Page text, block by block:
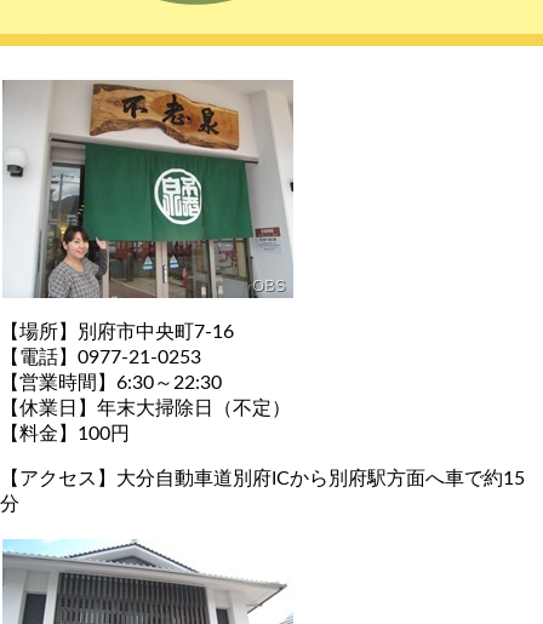
【場所】別府市中央町7-16
【電話】0977-21-0253
【営業時間】6:30～22:30
【休業日】年末大掃除日（不定）
【料金】100円
【アクセス】大分自動車道別府ICから別府駅方面へ車で約15
分